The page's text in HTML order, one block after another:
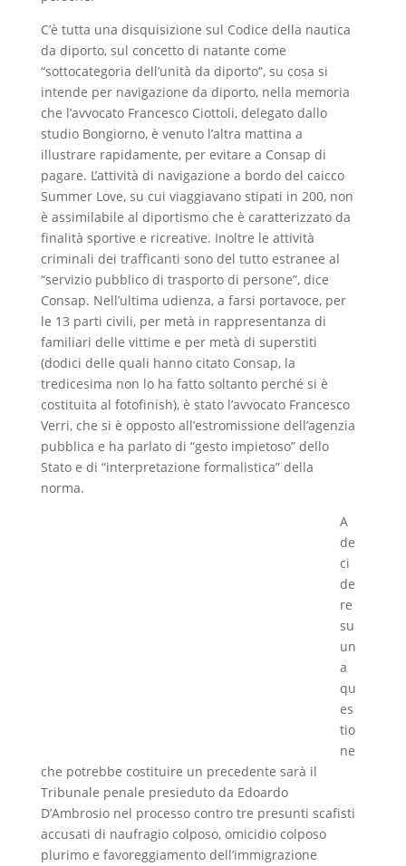
C’è tutta una disquisizione sul Codice della nautica
da diporto, sul concetto di natante come
“sottocategoria dell’unità da diporto”, su cosa si
intende per navigazione da diporto, nella memoria
che l’avvocato Francesco Ciottoli, delegato dallo
studio Bongiorno, è venuto l’altra mattina a
illustrare rapidamente, per evitare a Consap di
pagare. L’attività di navigazione a bordo del caicco
Summer Love, su cui viaggiavano stipati in 200, non
è assimilabile al diportismo che è caratterizzato da
finalità sportive e ricreative. Inoltre le attività
criminali dei trafficanti sono del tutto estranee al
“servizio pubblico di trasporto di persone”, dice
Consap. Nell’ultima udienza, a farsi portavoce, per
le 13 parti civili, per metà in rappresentanza di
familiari delle vittime e per metà di superstiti
(dodici delle quali hanno citato Consap, la
tredicesima non lo ha fatto soltanto perché si è
costituita al fotofinish), è stato l’avvocato Francesco
Verri, che si è opposto all’estromissione dell’agenzia
pubblica e ha parlato di “gesto impietoso” dello
Stato e di “interpretazione formalistica” della
norma.
A
de
ci
de
re
su
un
a
qu
es
tio
ne
che potrebbe costituire un precedente sarà il
Tribunale penale presieduto da Edoardo
D’Ambrosio nel processo contro tre presunti scafisti
accusati di naufragio colposo, omicidio colposo
plurimo e favoreggiamento dell’immigrazione